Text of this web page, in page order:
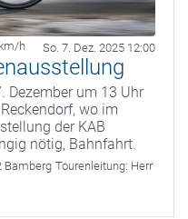
h So. 7. Dez. 2025 12:00
Dezember um 13 Uhr
wo im
der KAB
nötig, Bahnfahrt.
Bamberg Tourenleitung: Herr